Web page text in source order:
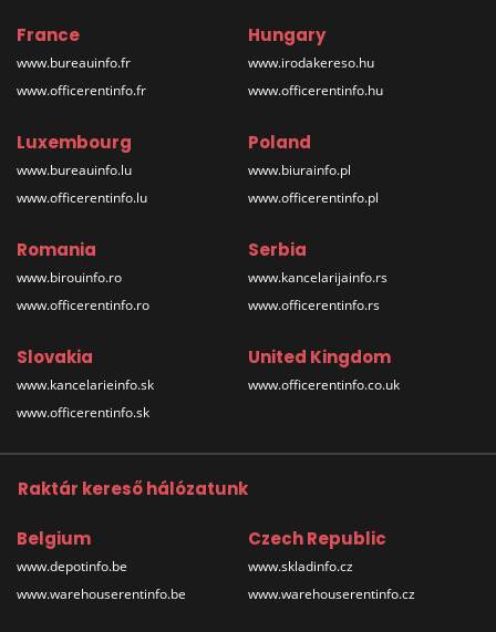
France
www.bureauinfo.fr
www.officerentinfo.fr
Hungary
www.irodakereso.hu
www.officerentinfo.hu
Luxembourg
www.bureauinfo.lu
www.officerentinfo.lu
Poland
www.biurainfo.pl
www.officerentinfo.pl
Romania
www.birouinfo.ro
www.officerentinfo.ro
Serbia
www.kancelarijainfo.rs
www.officerentinfo.rs
Slovakia
www.kancelarieinfo.sk
www.officerentinfo.sk
United Kingdom
www.officerentinfo.co.uk
Raktár kereső hálózatunk
Belgium
www.depotinfo.be
www.warehouserentinfo.be
Czech Republic
www.skladinfo.cz
www.warehouserentinfo.cz